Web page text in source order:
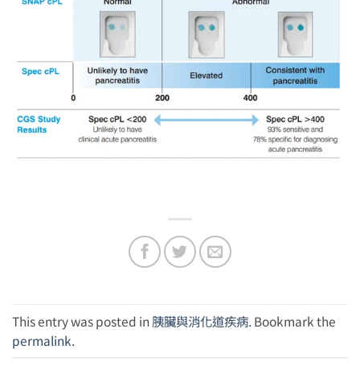
This entry was posted in胰臟與消化道疾病. Bookmark the
permalink.